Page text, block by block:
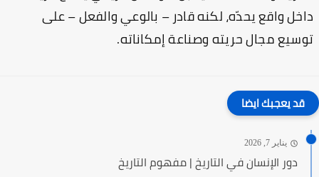
واقع يحدّه، لكنه قادر – بالوعي والفعل – على
مجال حريته وصناعة إمكاناته.
قد يعجبك ايضا
يناير 7, 2026
دور الإنسان في التاريخ | مفهوم التاريخ